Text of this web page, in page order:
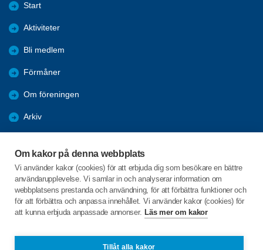
Om kakor på denna webbplats
Vi använder kakor (cookies) för att erbjuda dig som besökare en bättre
användarupplevelse. Vi samlar in och analyserar information om
webbplatsens prestanda och användning, för att förbättra funktioner och
för att förbättra och anpassa innehållet. Vi använder kakor (cookies) för
att kunna erbjuda anpassade annonser. Läs mer om kakor
Tillåt alla kakor
Start
Aktiviteter
Bli medlem
Förmåner
Om föreningen
Arkiv
Årsmöteshandlingar 2026
Referat
C/o:Lena Martinsson